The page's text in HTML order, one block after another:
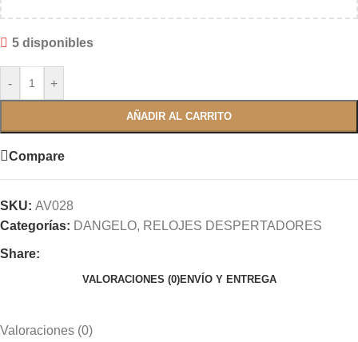
5 disponibles
- +
AÑADIR AL CARRITO
Compare
SKU: AV028
Categorías: DANGELO, RELOJES DESPERTADORES
Share:
VALORACIONES (0)ENVÍO Y ENTREGA
Valoraciones (0)